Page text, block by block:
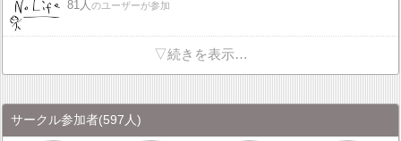
81人のユーザーが参加
▽続きを表示…
サークル参加者(597人)